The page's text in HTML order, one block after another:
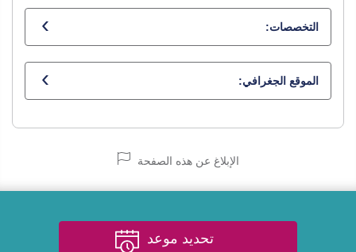
التخصصات:
طبيب عام
الموقع الجغرافي:
الإبلاغ عن هذه الصفحة
تحديد موعد